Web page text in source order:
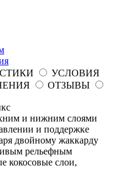
УСЛОВИЯ
ОТЗЫВЫ
и нижним слоями
и поддержке
двойному жаккарду
рельефным
кокосовые слои,